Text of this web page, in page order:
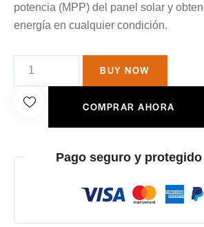
potencia (MPP) del panel solar y
energía en cualquier condición.
BUY NOW
COMPRAR AHORA
Pago seguro y